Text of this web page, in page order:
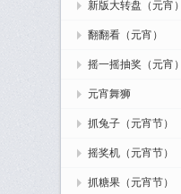
新版大转盘（元宵）
翻翻看（元宵）
摇一摇抽奖（元宵）
元宵舞狮
抓兔子（元宵节）
摇奖机（元宵节）
抓糖果（元宵节）